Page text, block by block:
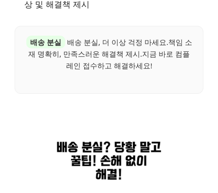
상 및 해결책 제시
배송 분실
배송 분실, 더 이상 걱정 마세요.책임 소
재 명확히, 만족스러운 해결책 제시.지금 바로 컴플
레인 접수하고 해결하세요!